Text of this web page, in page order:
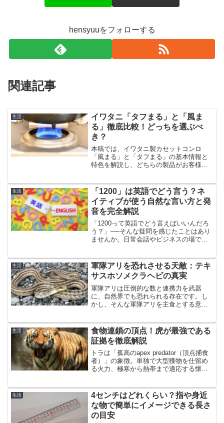
hensyuuをフォローする
関連記事
生活
イワタニ「タフまる」と「風ま
る」徹底比較！どっちを選ぶべ
き？
本稿では、イワタニ製カセットコンロ
「風まる」と「タフまる」の基本情報と
特色を解説し、どちらの製品がお客様の
いて、これら製品がどのような役割を果
たすのか、その長所と短所も...
生活
「1200」は英語でどう言う？ネ
イティブが使う自然な言い方と発
音を完全解説
「1200って英語でどう言えばいいんだろ
う？」──そんな疑問を感じたことはあり
ませんか。日常会話やビジネスの場で
いものです。この記事では、英語初心者
の社会人...
生活
軍隊アリを恐れさせる天敵：テキ
サスホソメクラヘビの真実
軍隊アリは圧倒的な数と連携力を武器
に、自然界でも恐れられる存在です。し
かし、そんな軍隊アリを主食とする意外
が、どうやって"地上最強のアリ軍団"を
狙うのでしょうか？この記...
生活
食物連鎖の頂点！虎が最強である
証拠を徹底解説
トラは「孤高のapex predator（頂点捕食
者）」の象徴。単独で大型獲物を仕留め
る火力、極寒から熱帯まで適応する懐の
は、科学的視点と比較論を交えながら、
なぜトラが"...
生活
4センチはどれくらい？指や身近
な物で簡単にイメージできる長さ
の目安